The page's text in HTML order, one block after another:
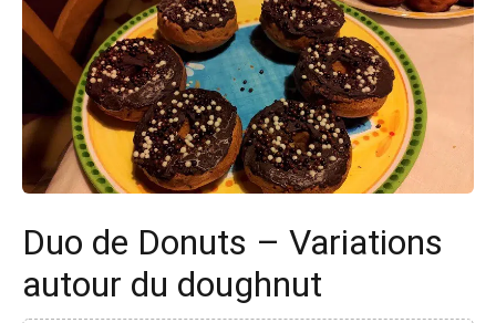
Duo de Donuts – Variations
autour du doughnut